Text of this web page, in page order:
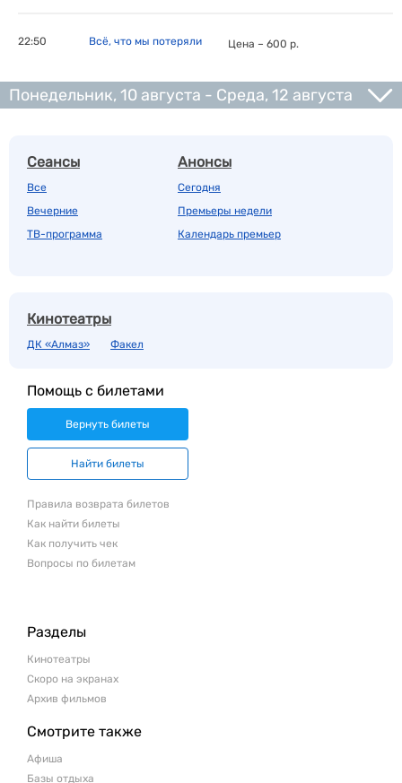
22:50 Всё, что мы потеряли Цена – 600 р.
Понедельник, 10 августа - Среда, 12 августа
Сеансы
Все
Вечерние
ТВ-программа
Анонсы
Сегодня
Премьеры недели
Календарь премьер
Кинотеатры
ДК «Алмаз» Факел
Помощь с билетами
Вернуть билеты
Найти билеты
Правила возврата билетов
Как найти билеты
Как получить чек
Вопросы по билетам
Разделы
Кинотеатры
Скоро на экранах
Архив фильмов
Смотрите также
Афиша
Базы отдыха